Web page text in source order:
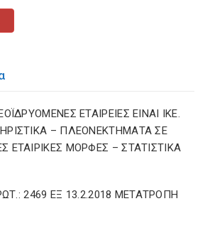
ΕΤΑΙΡΕΙΕΣ ΕΙΝΑΙ ΙΚΕ.
– ΠΛΕΟΝΕΚΤΗΜΑΤΑ ΣΕ
ΕΤΑΙΡΙΚΕΣ ΜΟΡΦΕΣ – ΣΤΑΤΙΣΤΙΚΑ
2469 ΕΞ 13.2.2018 ΜΕΤΑΤΡΟΠΗ